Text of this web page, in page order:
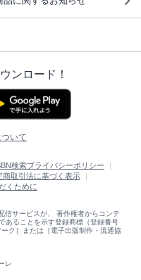
ンロード！
いて
検索プライバシーポリシー
商取引法に基づく表示
くために
信サービスが、 著作権者からコンテ
あることを示す登録商標（登録番号
ク］または［電子出版制作・流通協
レ